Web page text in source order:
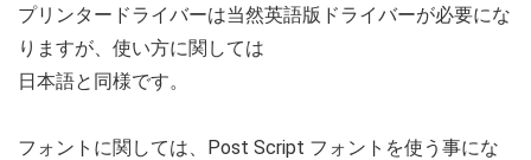
プリンタードライバーは当然英語版ドライバーが必要にな
りますが、使い方に関しては
日本語と同様です。
フォントに関しては、Post Script フォントを使う事にな